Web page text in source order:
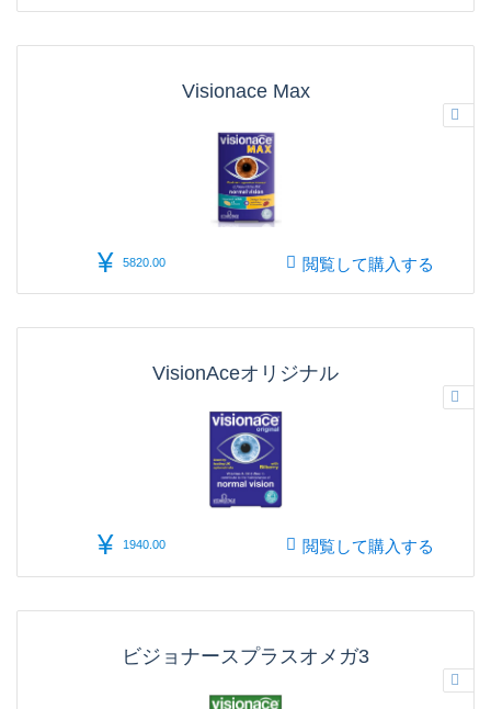
Visionace Max
¥ 5820.00 閲覧して購入する
VisionAceオリジナル
¥ 1940.00 閲覧して購入する
ビジョナースプラスオメガ3